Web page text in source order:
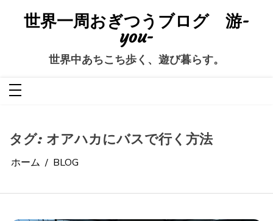
世界一周おぎつうブログ 游-
you-
世界中あちこち歩く、遊び暮らす。
タグ: オアハカにバスで行く方法
ホーム BLOG